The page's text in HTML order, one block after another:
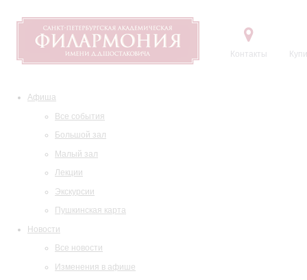
Контакты
Афиша
Все события
Большой зал
Малый зал
Лекции
Экскурсии
Пушкинская карта
Новости
Все новости
Изменения в афише